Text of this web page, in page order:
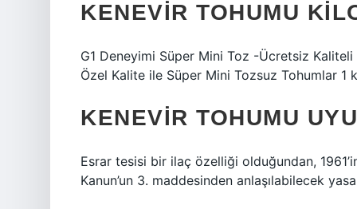
KENEVIR TOHUMU
G1 Deneyimi Süper Mini Toz -Ücretsiz
Özel Kalite ile Süper Mini Tozsuz Tohumlar 1
KENEVIR TOHUMU
Esrar tesisi bir ilaç özelliği olduğundan,
Kanun’un 3. maddesinden anlaşılabilecek